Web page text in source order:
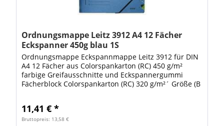
Ordnungsmappe Leitz 3912 A4 12 Fächer
Eckspanner 450g blau 1S
Ordnungsmappe Eckspannmappe Leitz 3912 für DIN
A4 12 Fächer aus Colorspankarton (RC) 450 g/m²
farbige Greifausschnitte und Eckspannergummi
Fächerblock Colorspankarton (RC) 320 g/m²´ Größe (B
11,41 € *
Bruttopreis: 13,58 €